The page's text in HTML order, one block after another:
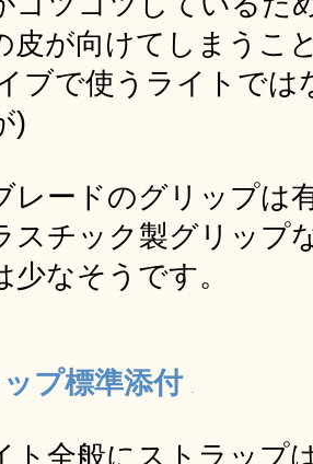
皮が向けてしまうこ
ブで使うライトでは
)
レードのグリップは
スチック製グリップ
少なそうです。
プ標準添付
ト全般にストラップ